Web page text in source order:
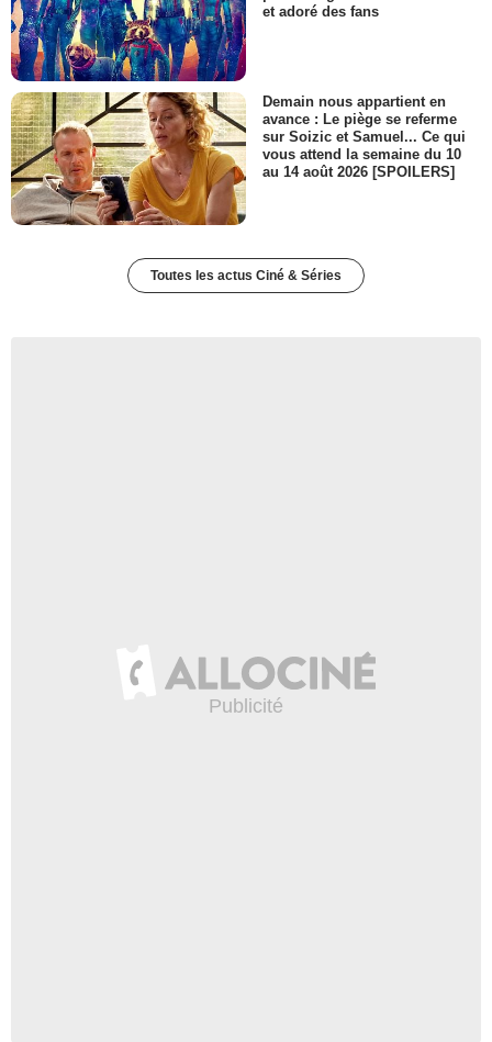
et adoré des fans
Demain nous appartient en
avance : Le piège se referme
sur Soizic et Samuel... Ce qui
vous attend la semaine du 10
au 14 août 2026 [SPOILERS]
Toutes les actus Ciné & Séries